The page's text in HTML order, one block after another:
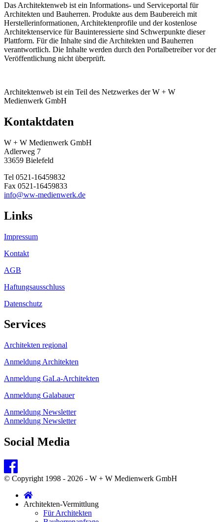
Das Architektenweb ist ein Informations- und Serviceportal für
Architekten und Bauherren. Produkte aus dem Baubereich mit
Herstellerinformationen, Architektenprofile und der kostenlose
Architektenservice für Bauinteressierte sind Schwerpunkte dieser
Plattform. Für die Inhalte sind die Architekten und Bauherren
verantwortlich. Die Inhalte werden durch den Portalbetreiber vor der
Veröffentlichung nicht überprüft.
Architektenweb ist ein Teil des Netzwerkes der W + W
Medienwerk GmbH
Kontaktdaten
W + W Medienwerk GmbH
Adlerweg 7
33659 Bielefeld
Tel 0521-16459832
Fax 0521-16459833
info@ww-medienwerk.de
Links
Impressum
Kontakt
AGB
Haftungsausschluss
Datenschutz
Services
Architekten regional
Anmeldung Architekten
Anmeldung GaLa-Architekten
Anmeldung Galabauer
Anmeldung Newsletter
Anmeldung Newsletter
Social Media
© Copyright 1998 - 2026 - W + W Medienwerk GmbH
Architekten-Vermittlung
Für Architekten